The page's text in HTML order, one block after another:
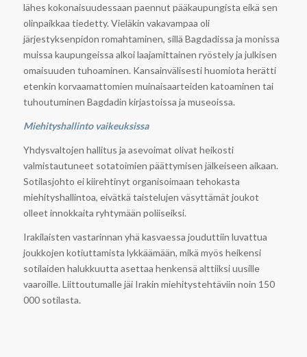
lähes kokonaisuudessaan paennut pääkaupungista eikä sen
olinpaikkaa tiedetty. Vieläkin vakavampaa oli
järjestyksenpidon romahtaminen, sillä Bagdadissa ja monissa
muissa kaupungeissa alkoi laajamittainen ryöstely ja julkisen
omaisuuden tuhoaminen. Kansainvälisesti huomiota herätti
etenkin korvaamattomien muinaisaarteiden katoaminen tai
tuhoutuminen Bagdadin kirjastoissa ja museoissa.
Miehityshallinto vaikeuksissa
Yhdysvaltojen hallitus ja asevoimat olivat heikosti
valmistautuneet sotatoimien päättymisen jälkeiseen aikaan.
Sotilasjohto ei kiirehtinyt organisoimaan tehokasta
miehityshallintoa, eivätkä taistelujen väsyttämät joukot
olleet innokkaita ryhtymään poliiseiksi.
Irakilaisten vastarinnan yhä kasvaessa jouduttiin luvattua
joukkojen kotiuttamista lykkäämään, mikä myös heikensi
sotilaiden halukkuutta asettaa henkensä alttiiksi uusille
vaaroille. Liittoutumalle jäi Irakin miehitystehtäviin noin 150
000 sotilasta.